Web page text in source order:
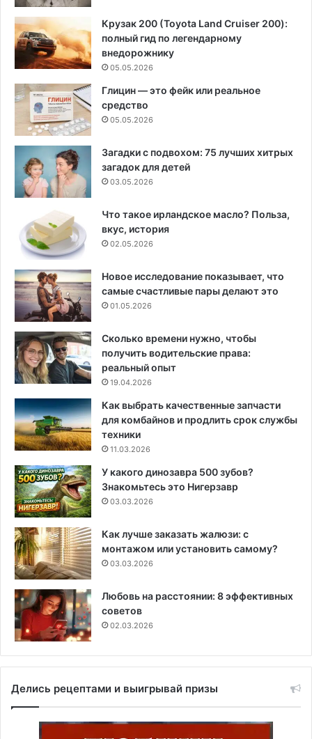
Крузак 200 (Toyota Land Cruiser 200):
полный гид по легендарному
внедорожнику
05.05.2026
Глицин — это фейк или реальное
средство
05.05.2026
Загадки с подвохом: 75 лучших хитрых
загадок для детей
03.05.2026
Что такое ирландское масло? Польза,
вкус, история
02.05.2026
Новое исследование показывает, что
самые счастливые пары делают это
01.05.2026
Сколько времени нужно, чтобы
получить водительские права:
реальный опыт
19.04.2026
Как выбрать качественные запчасти
для комбайнов и продлить срок службы
техники
11.03.2026
У какого динозавра 500 зубов?
Знакомьтесь это Нигерзавр
03.03.2026
Как лучше заказать жалюзи: с
монтажом или установить самому?
03.03.2026
Любовь на расстоянии: 8 эффективных
советов
02.03.2026
Делись рецептами и выигрывай призы